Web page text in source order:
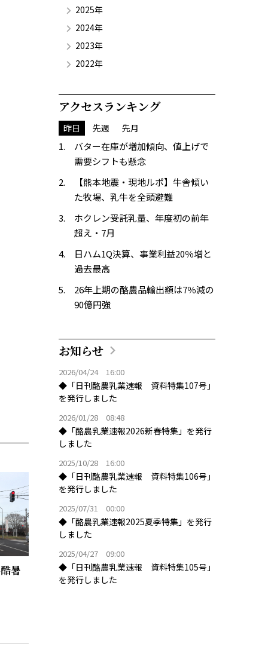
暑
2025年
2024年
2023年
2022年
アクセスランキング
昨日 先週 先月
バター在庫が増加傾向、値上げで
需要シフトも懸念
【熊本地震・現地ルポ】牛舎傾い
た牧場、乳牛を全頭避難
ホクレン受託乳量、年度初の前年
超え・7月
日ハム1Q決算、事業利益20％増と
過去最高
26年上期の酪農品輸出額は7％減の
90億円強
お知らせ
2026/04/24 16:00
◆「日刊酪農乳業速報 資料特集107号」
を発行しました
2026/01/28 08:48
◆「酪農乳業速報2026新春特集」を発行
しました
2025/10/28 16:00
◆「日刊酪農乳業速報 資料特集106号」
を発行しました
2025/07/31 00:00
◆「酪農乳業速報2025夏季特集」を発行
しました
2025/04/27 09:00
◆「日刊酪農乳業速報 資料特集105号」
を発行しました